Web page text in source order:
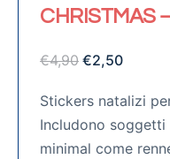
CHRISTMAS
€4,90 €2,50
Stickers natalizi
Includono
minimal come